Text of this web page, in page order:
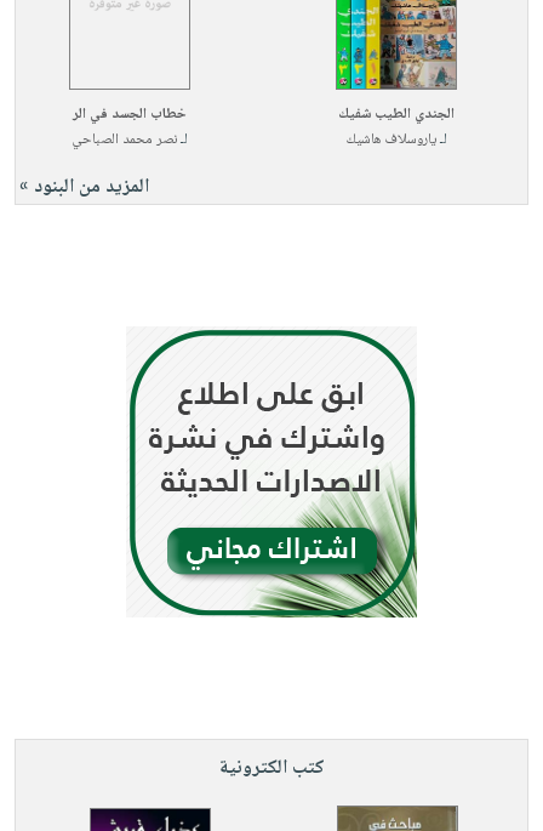
الجندي الطيب شفيك
لـياروسلاف هاشيك
خطاب الجسد في الر
لـنصر محمد الصباحي
المزيد من البنود »
كتب الكترونية